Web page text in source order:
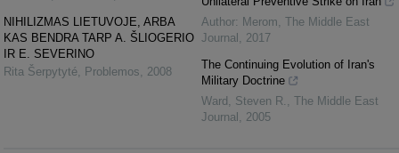
NIHILIZMAS LIETUVOJE, ARBA
KAS BENDRA TARP A. ŠLIOGERIO
IR E. SEVERINO
Rita Šerpytyté Problemos 2008
Author: Merom The Middle East
Journal
2017
The Continuing Evolution of Iran's
Military Doctrine
Ward, Steven R.
The Middle East
Journal
2005